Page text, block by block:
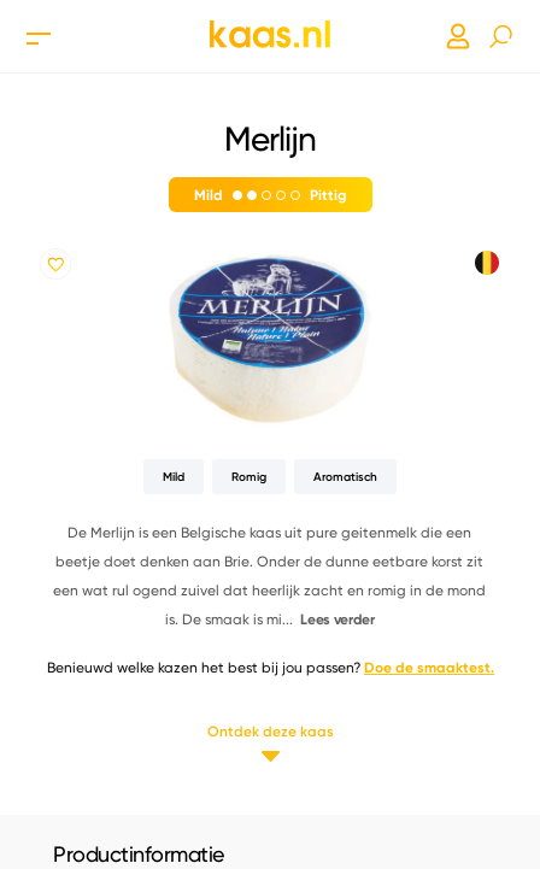
Merlijn
Mild Pittig
Mild Romig Aromatisch
De Merlijn is een Belgische kaas uit pure geitenmelk die een
beetje doet denken aan Brie. Onder de dunne eetbare korst zit
een wat rul ogend zuivel dat heerlijk zacht en romig in de mond
is. De smaak is mi... Lees verder
Benieuwd welke kazen het best bij jou passen? Doe de smaaktest.
Ontdek deze kaas
Productinformatie